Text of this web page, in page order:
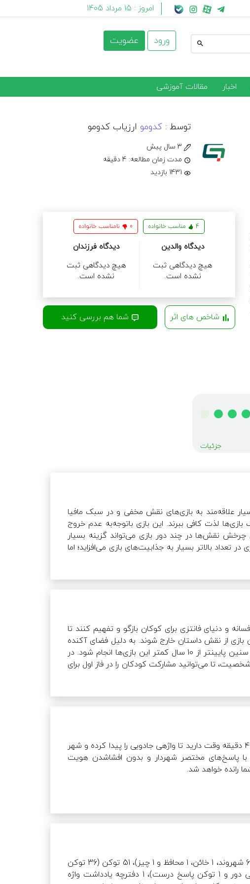
امروز : 15 مرداد 1405
ورود عضویت
اخبار مقالات آموزشی
توسط : کدومو ارزیاب کدومو
مدت زمان مطالعه: 4 دقیقه
4 مناسب خانواده 0 نامناسب خانواده
دیدگاه والدین
هیچ دیدگاهی ثبت
نشده است.
دیدگاه فرزندان
هیچ دیدگاهی ثبت
نشده است.
شاخص های اثر شما هم بررسی کنید
جزئیات
طرف بازیکنان وجود دارد پیشنهاد می‌شود در هر دور یک بازیکن از روند بازی خارج شده و به‌عنوان راوی بیرونی بازی را